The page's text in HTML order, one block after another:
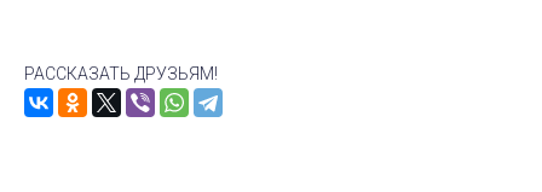
РАССКАЗАТЬ ДРУЗЬЯМ!